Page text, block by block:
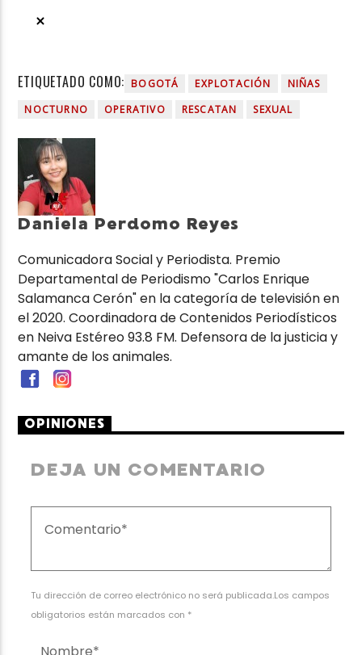
ETIQUETADO COMO: BOGOTÁ EXPLOTACIÓN
NIÑAS
NOCTURNO
OPERATIVO RESCATAN SEXUAL
Daniela Perdomo Reyes
Comunicadora Social y Periodista. Premio
Departamental de Periodismo "Carlos Enrique
Salamanca Cerón" en la categoría de televisión en
el 2020. Coordinadora de Contenidos Periodísticos
en Neiva Estéreo 93.8 FM. Defensora de la justicia y
amante de los animales.
OPINIONES
DEJA UN COMENTARIO
Tu dirección de correo electrónico no será publicada.Los campos
obligatorios están marcados con *